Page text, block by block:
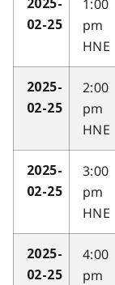
2025-
02-25
1:00
pm
HNE
2025-
02-25
2:00
pm
HNE
2025-
02-25
3:00
pm
HNE
2025-
02-25
4:00
pm